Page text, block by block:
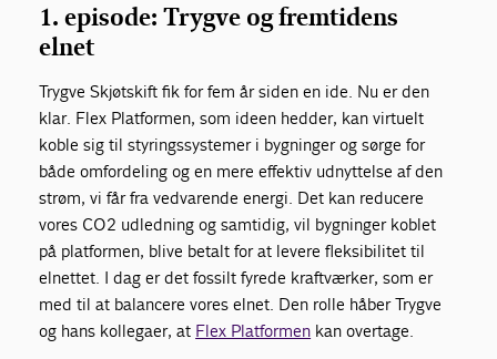
1. episode: Trygve og fremtidens
elnet
Trygve Skjøtskift fik for fem år siden en ide. Nu er den
klar. Flex Platformen, som ideen hedder, kan virtuelt
koble sig til styringssystemer i bygninger og sørge for
både omfordeling og en mere effektiv udnyttelse af den
strøm, vi får fra vedvarende energi. Det kan reducere
vores CO2 udledning og samtidig, vil bygninger koblet
på platformen, blive betalt for at levere fleksibilitet til
elnettet. I dag er det fossilt fyrede kraftværker, som er
med til at balancere vores elnet. Den rolle håber Trygve
og hans kollegaer, at Flex Platformen kan overtage.